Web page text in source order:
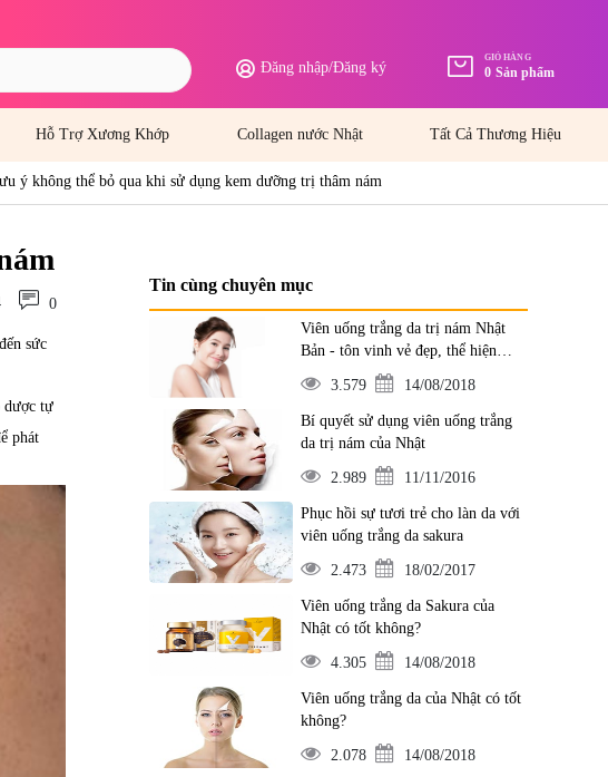
Đăng nhập/Đăng ký
GIỎ HÀNG
0 Sản phẩm
Hỗ Trợ Xương Khớp Collagen nước Nhật Tất Cả Thương Hiệu
ý không thể bỏ qua khi sử dụng kem dưỡng trị thâm nám
0
sức
dược tự
phát
Tin cùng chuyên mục
Viên uống trắng da trị nám Nhật
Bản - tôn vinh vẻ đẹp, thể hiện
đẳng cấp
3.579 14/08/2018
Bí quyết sử dụng viên uống trắng
da trị nám của Nhật
2.989 11/11/2016
Phục hồi sự tươi trẻ cho làn da với
viên uống trắng da sakura
2.473 18/02/2017
Viên uống trắng da Sakura của
Nhật có tốt không?
4.305 14/08/2018
Viên uống trắng da của Nhật có tốt
không?
2.078 14/08/2018